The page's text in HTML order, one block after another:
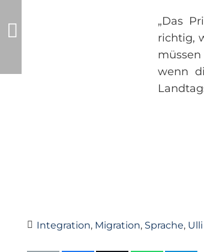
„Das
richtig,
wenn
Integration, Migration, Sprache,